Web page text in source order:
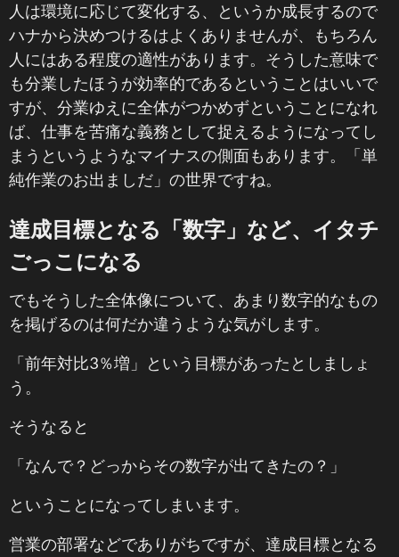
人は環境に応じて変化する、というか成長するので
ハナから決めつけるはよくありませんが、もちろん
人にはある程度の適性があります。そうした意味で
も分業したほうが効率的であるということはいいで
すが、分業ゆえに全体がつかめずということになれ
ば、仕事を苦痛な義務として捉えるようになってし
まうというようなマイナスの側面もあります。「単
純作業のお出ましだ」の世界ですね。
達成目標となる「数字」など、イタチ
ごっこになる
でもそうした全体像について、あまり数字的なもの
を掲げるのは何だか違うような気がします。
「前年対比3％増」という目標があったとしましょ
う。
そうなると
「なんで？どっからその数字が出てきたの？」
ということになってしまいます。
営業の部署などでありがちですが、達成目標となる